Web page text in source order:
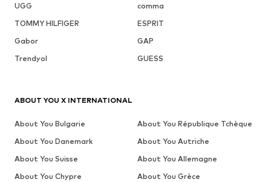
UGG
comma
TOMMY HILFIGER
ESPRIT
Gabor
GAP
Trendyol
GUESS
ABOUT YOU X INTERNATIONAL
About You Bulgarie
About You République Tchèque
About You Danemark
About You Autriche
About You Suisse
About You Allemagne
About You Chypre
About You Grèce